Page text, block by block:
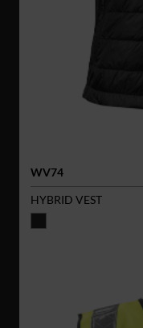
WV74
HYBRID VEST